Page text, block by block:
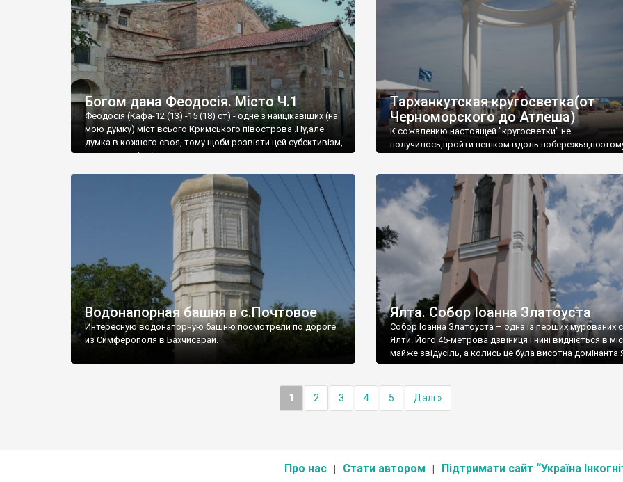
Богом дана Феодосія. Місто Ч.1
Феодосія (Кафа-12 (13) -15 (18) ст) - одне з найцікавіших (на
мою думку) міст всього Кримського півострова .Ну,але
думка в кожного своя, тому щоби розвіяти цей субєктивізм,
запрошую відвідати це
Тарханкутская кругосветка(от
Черноморского до Атлеша)
К сожалению настоящей "кругосветки" не
получилось,пройти пешком вдоль
Водонапорная башня в с.Почтовое
Интересную водонапорную башню посмотрели по дороге
из Симферополя в Бахчисарай.
Ялта. Собор Іоанна Златоуста
Собор Іоанна Златоуста – одна із перших мурованих
Ялти. Його 45-метрова дзвіниця і нині видніється в
майже звідусіль, а колись це була висотна домінанта
1 2 3 4 5 Далі »
Про нас Стати автором Підтримати сайт “Україна